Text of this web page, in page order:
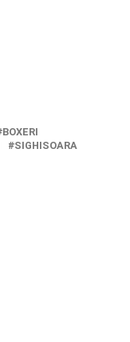
BOXERI
SIGHISOARA